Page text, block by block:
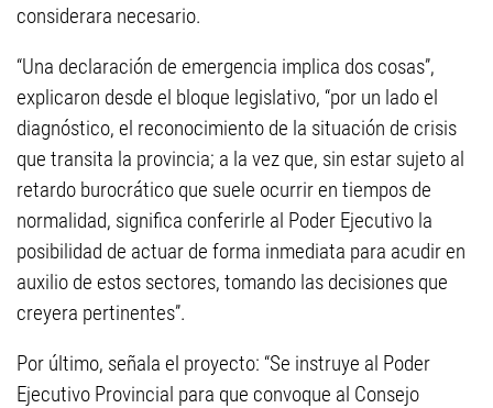
considerara necesario.
“Una declaración de emergencia implica dos cosas”,
explicaron desde el bloque legislativo, “por un lado el
diagnóstico, el reconocimiento de la situación de crisis
que transita la provincia; a la vez que, sin estar sujeto al
retardo burocrático que suele ocurrir en tiempos de
normalidad, significa conferirle al Poder Ejecutivo la
posibilidad de actuar de forma inmediata para acudir en
auxilio de estos sectores, tomando las decisiones que
creyera pertinentes”.
Por último, señala el proyecto: “Se instruye al Poder
Ejecutivo Provincial para que convoque al Consejo